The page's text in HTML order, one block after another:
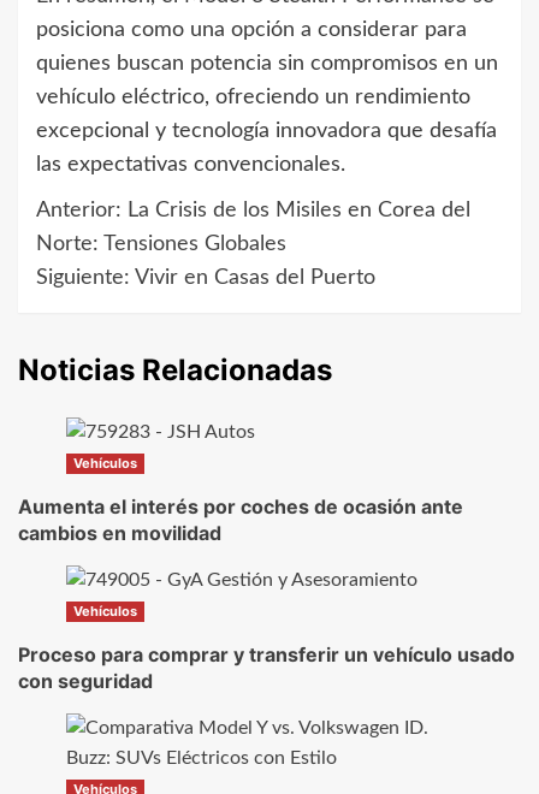
posiciona como una opción a considerar para
quienes buscan potencia sin compromisos en un
vehículo eléctrico, ofreciendo un rendimiento
excepcional y tecnología innovadora que desafía
las expectativas convencionales.
Navegación
de
Anterior: La Crisis de los Misiles en Corea del
Norte: Tensiones Globales
Siguiente: Vivir en Casas del Puerto
Noticias Relacionadas
Vehículos
Aumenta el interés por coches de ocasión ante
cambios en movilidad
Vehículos
Proceso para comprar y transferir un vehículo usado
con seguridad
Vehículos